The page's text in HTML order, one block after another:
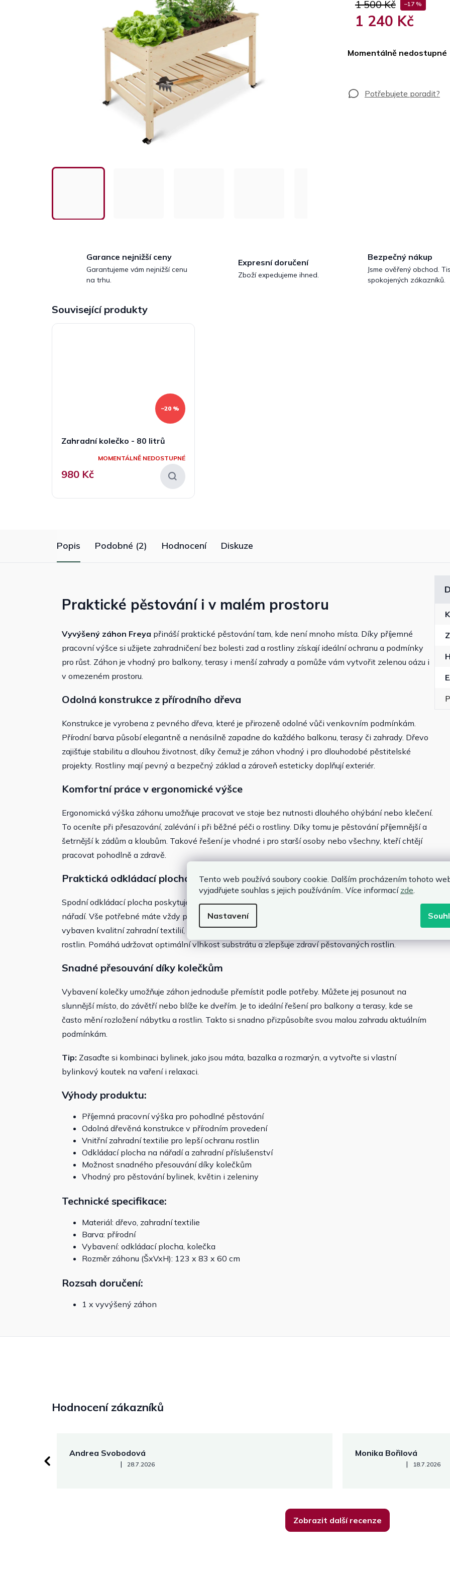
Tento web používá soubory cookie. Dalším procházením tohoto
vyjadřujete souhlas s jejich používáním.. Více informací zde.
Nastavení
1 500 Kč –17 %
1 240 Kč
Momentálně nedostupné
Garance nejnižší ceny
Garantujeme vám nejnižší cenu
na trhu.
Expresní doručení
Zboží expedujeme ihned.
Bezpečný nákup
Jsme ověřený obchod.
spokojených zákazníků.
Související produkty
–20 %
Zahradní kolečko - 80 litrů
MOMENTÁLNĚ NEDOSTUPNÉ
980 Kč
Popis Podobné (2) Hodnocení Diskuze
Praktické pěstování i v malém prostoru
Vyvýšený záhon Freya přináší praktické pěstování tam, kde není mnoho místa. Díky příjemné
pracovní výšce si užijete zahradničení bez bolesti zad a rostliny získají ideální ochranu a podmínky
pro růst. Záhon je vhodný pro balkony, terasy i menší zahrady a pomůže vám vytvořit zelenou oázu i
v omezeném prostoru.
Odolná konstrukce z přírodního dřeva
Konstrukce je vyrobena z pevného dřeva, které je přirozeně odolné vůči venkovním podmínkám.
Přírodní barva působí elegantně a nenásilně zapadne do každého balkonu, terasy či zahrady. Dřevo
zajišťuje stabilitu a dlouhou životnost, díky čemuž je záhon vhodný i pro dlouhodobé pěstitelské
projekty. Rostliny mají pevný a bezpečný základ a zároveň esteticky doplňují exteriér.
Komfortní práce v ergonomické výšce
Ergonomická výška záhonu umožňuje pracovat ve stoje bez nutnosti dlouhého ohýbání nebo klečení.
To oceníte při přesazování, zalévání i při běžné péči o rostliny. Díky tomu je pěstování příjemnější a
šetrnější k zádům a kloubům. Takové řešení je vhodné i pro starší osoby nebo všechny, kteří chtějí
pracovat pohodlně a zdravě.
Praktická odkládací plocha a vnitřní ochrana rostlin
Spodní odkládací plocha poskytuje prostor pro uložení konve, květináčů, hnojiv nebo zahradního
nářadí. Vše potřebné máte vždy po ruce, což výrazně usnadňuje a urychluje práci. Vnitřek záhonu je
vybaven kvalitní zahradní textilií, která chrání dřevo a zároveň vytváří vhodné podmínky pro kořeny
rostlin. Pomáhá udržovat optimální vlhkost substrátu a zlepšuje zdraví pěstovaných rostlin.
Snadné přesouvání díky kolečkům
Vybavení kolečky umožňuje záhon jednoduše přemístit podle potřeby. Můžete jej posunout na
slunnější místo, do závětří nebo blíže ke dveřím. Je to ideální řešení pro balkony a terasy, kde se
často mění rozložení nábytku a rostlin. Takto si snadno přizpůsobíte svou malou zahradu aktuálním
podmínkám.
Tip: Zasaďte si kombinaci bylinek, jako jsou máta, bazalka a rozmarýn, a vytvořte si vlastní
bylinkový koutek na vaření i relaxaci.
Výhody produktu:
Příjemná pracovní výška pro pohodlné pěstování
Odolná dřevěná konstrukce v přírodním provedení
Vnitřní zahradní textilie pro lepší ochranu rostlin
Odkládací plocha na nářadí a zahradní příslušenství
Možnost snadného přesouvání díky kolečkům
Vhodný pro pěstování bylinek, květin i zeleniny
Technické specifikace:
Materiál: dřevo, zahradní textilie
Barva: přírodní
Vybavení: odkládací plocha, kolečka
Rozměr záhonu (ŠxVxH): 123 x 83 x 60 cm
Rozsah doručení:
1 x vyvýšený záhon
Hodnocení zákazníků
Andrea Svobodová
Hodnocení obchodu je 5 z 5 hvězdiček.
| 28.7.2026
Monika Bořilová
Hodnocení obchodu je 5 z
| 18.7.2026
Zobrazit další recenze